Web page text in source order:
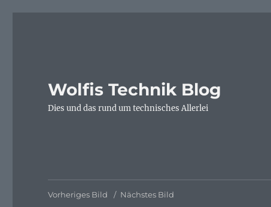
Wolfis Technik Blog
Dies und das rund um technisches Allerlei
Vorheriges Bild Nächstes Bild